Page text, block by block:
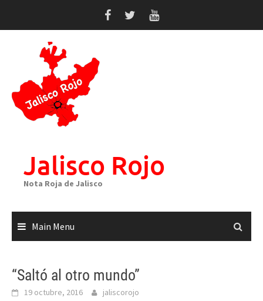
Jalisco Rojo
Nota Roja de Jalisco
Main Menu
“Saltó al otro mundo”
19 octubre, 2016 jaliscorojo